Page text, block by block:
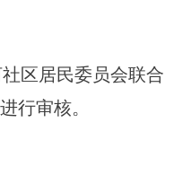
区居民委员会联合
行审核。